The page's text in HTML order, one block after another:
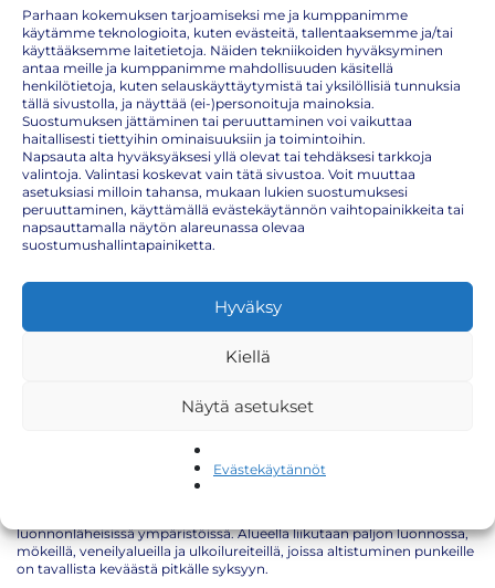
Parhaan kokemuksen tarjoamiseksi me ja kumppanimme
käytämme teknologioita, kuten evästeitä, tallentaaksemme ja/tai
käyttääksemme laitetietoja. Näiden tekniikoiden hyväksyminen
antaa meille ja kumppanimme mahdollisuuden käsitellä
henkilötietoja, kuten selauskäyttäytymistä tai yksilöllisiä tunnuksia
tällä sivustolla, ja näyttää (ei-)personoituja mainoksia.
Suostumuksen jättäminen tai peruuttaminen voi vaikuttaa
haitallisesti tiettyihin ominaisuuksiin ja toimintoihin.
Napsauta alta hyväksyäksesi yllä olevat tai tehdäksesi tarkkoja
valintoja. Valintasi koskevat vain tätä sivustoa. Voit muuttaa
asetuksiasi milloin tahansa, mukaan lukien suostumuksesi
peruuttaminen, käyttämällä evästekäytännön vaihtopainikkeita tai
napsauttamalla näytön alareunassa olevaa
suostumushallintapainiketta.
Hyväksy
Kiellä
Näytä asetukset
Evästekäytännöt
vuoksi punkkihavaintoja tehdään Kirkkonummella paljon. Osassa
Kirkkonummen postinumeroalueita kunta tarjoaa TBE-rokotuksia
myös maksutta riskialueiden asukkaille.
Punkkirokotteen perusrokotussarja sisältää kolme rokotuskertaa.
Kun ostat koko rokotesarjan pakettina, säästät hinnassa ja varmistat
rokotussuojan etenemisen suunnitellusti.
RokoteNytin ajantasaisen hinnaston löydät täältä:
https://rokotenyt.fi/hinnasto/
Punkkirokote hinta
https://rokotenyt.fi/hinnasto/
luonnonläheisissä ympäristöissä. Alueella liikutaan paljon luonnossa,
mökeillä, veneilyalueilla ja ulkoilureiteillä, joissa altistuminen punkeille
on tavallista keväästä pitkälle syksyyn.